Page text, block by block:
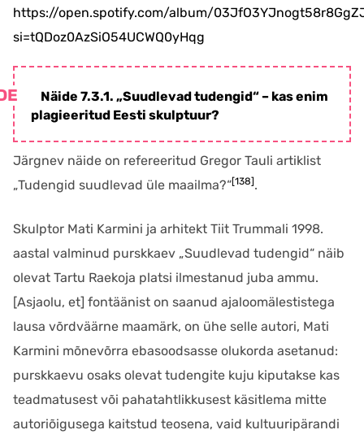
https://open.spotify.com/album/
si=tQDoz0AzSiO54UCWQ0yHqg
Näide 7.3.1. „Suudlevad tudengid“ – kas enim
plagieeritud Eesti skulptuur?
Järgnev näide on refereeritud Gregor Tauli artiklist
„Tudengid suudlevad üle maailma?“[138] .
Skulptor Mati Karmini ja arhitekt Tiit Trummali 1998.
aastal valminud purskkaev „Suudlevad tudengid“ näib
olevat Tartu Raekoja platsi ilmestanud juba ammu.
[Asjaolu, et] fontäänist on saanud ajaloomälestistega
lausa võrdväärne maamärk, on ühe selle autori, Mati
Karmini mõnevõrra ebasoodsasse olukorda asetanud:
purskkaevu osaks olevat tudengite kuju kiputakse kas
teadmatusest või pahatahtlikkusest käsitlema mitte
autoriõigusega kaitstud teosena, vaid kultuuripärandi